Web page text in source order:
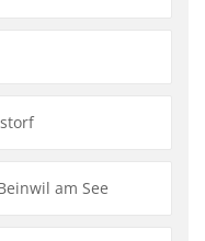
am See